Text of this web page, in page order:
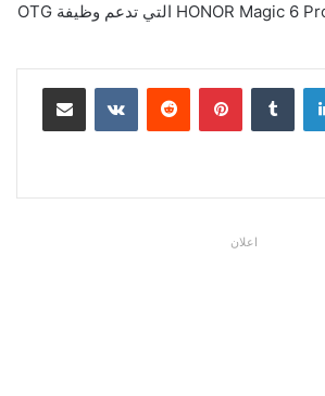
إعداداته، مثل هواتف HONOR Magic 6 Pro التي تدعم وظيفة OTG
لينكدإن بينتيريست مشاركة عبر البريد
اعلان